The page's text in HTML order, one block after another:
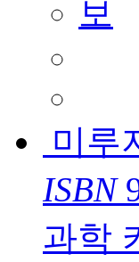
미루
ISBN
과학